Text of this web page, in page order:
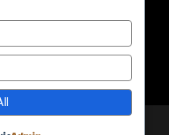
ಏಟು
Mystery Themes.